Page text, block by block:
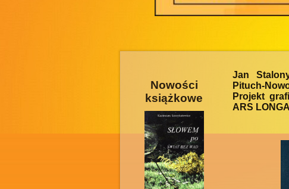
Nowości
książkowe
Jan
Pituch-
Projekt
ARS